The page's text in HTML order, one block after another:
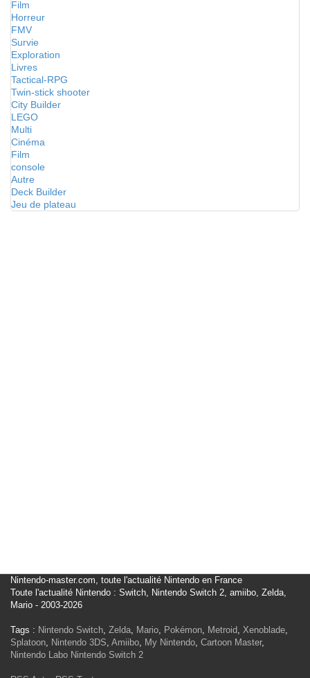
Film
Horreur
FMV
Survie
Exploration
Livres
Tactical-RPG
Twin-stick shooter
City Builder
LEGO
Multi
Cinéma
Film
console
Autre
Deck Builder
Jeu de plateau
Nintendo-master.com, toute l'actualité Nintendo en France
Toute l'actualité Nintendo : Switch, Nintendo Switch 2, amiibo, Zelda,
Mario - 2003-2026
Tags : Nintendo Switch, Zelda, Mario, Pokémon, Metroid, Xenoblade,
Splatoon, Nintendo 3DS, Amiibo, My Nintendo, Cartoon Master,
Nintendo Labo Nintendo Switch 2